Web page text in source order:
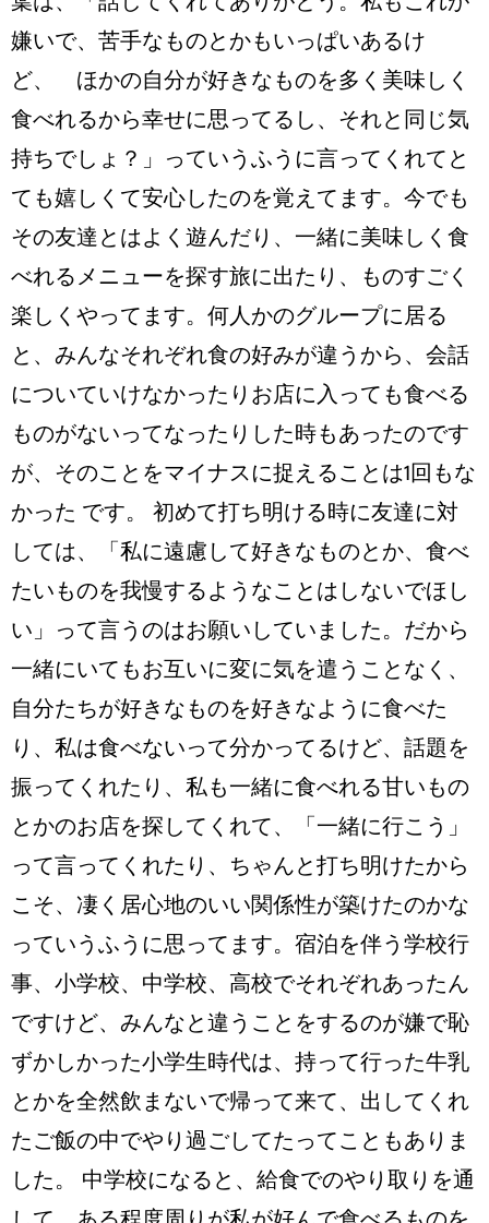
嫌いで、苦手なものとかもいっぱいあるけ
ど、 ほかの自分が好きなものを多く美味しく
食べれるから幸せに思ってるし、それと同じ気
持ちでしょ？」っていうふうに言ってくれてと
ても嬉しくて安心したのを覚えてます。今でも
その友達とはよく遊んだり、一緒に美味しく食
べれるメニューを探す旅に出たり、ものすごく
楽しくやってます。何人かのグループに居る
と、みんなそれぞれ食の好みが違うから、会話
についていけなかったりお店に入っても食べる
ものがないってなったりした時もあったのです
が、そのことをマイナスに捉えることは1回もな
かった です。 初めて打ち明ける時に友達に対
しては、「私に遠慮して好きなものとか、食べ
たいものを我慢するようなことはしないでほし
い」って言うのはお願いしていました。だから
一緒にいてもお互いに変に気を遣うことなく、
自分たちが好きなものを好きなように食べた
り、私は食べないって分かってるけど、話題を
振ってくれたり、私も一緒に食べれる甘いもの
とかのお店を探してくれて、「一緒に行こう」
って言ってくれたり、ちゃんと打ち明けたから
こそ、凄く居心地のいい関係性が築けたのかな
っていうふうに思ってます。宿泊を伴う学校行
事、小学校、中学校、高校でそれぞれあったん
ですけど、みんなと違うことをするのが嫌で恥
ずかしかった小学生時代は、持って行った牛乳
とかを全然飲まないで帰って来て、出してくれ
たご飯の中でやり過ごしてたってこともありま
した。 中学校になると、給食でのやり取りを通